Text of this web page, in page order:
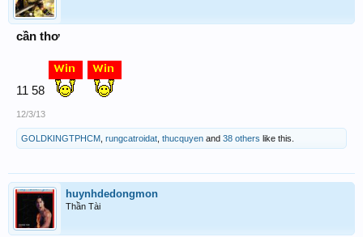
cần thơ
11 58
12/3/13
GOLDKINGTPHCM rungcatroidat thucquyen and 38 others like this.
huynhdedongmon
Thần Tài